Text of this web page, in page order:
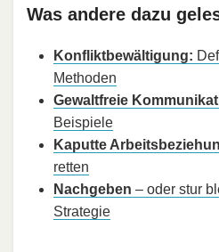
Was andere dazu
Konfliktbewältigung:
Methoden
Gewaltfreie
Beispiele
Kaputte
retten
Nachgeben – oder stur
Strategie